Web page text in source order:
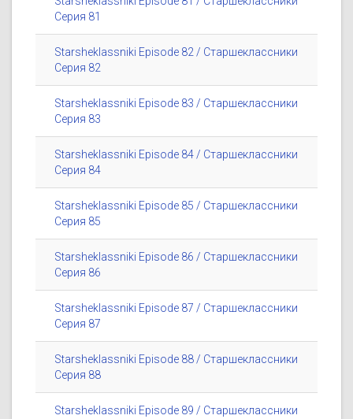
Серия 81
Starsheklassniki Episode 82 / Старшеклассники
Серия 82
Starsheklassniki Episode 83 / Старшеклассники
Серия 83
Starsheklassniki Episode 84 / Старшеклассники
Серия 84
Starsheklassniki Episode 85 / Старшеклассники
Серия 85
Starsheklassniki Episode 86 / Старшеклассники
Серия 86
Starsheklassniki Episode 87 / Старшеклассники
Серия 87
Starsheklassniki Episode 88 / Старшеклассники
Серия 88
Starsheklassniki Episode 89 / Старшеклассники